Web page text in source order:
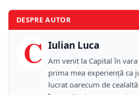
DESPRE AUTOR
C Iulian Luca
Am venit la Capital în
prima mea experiență ca
lucrat oarecum de